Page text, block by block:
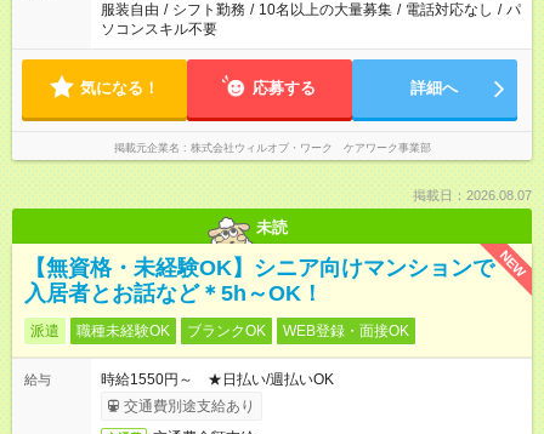
服装自由 / シフト勤務 / 10名以上の大量募集 / 電話対応なし / パ
ソコンスキル不要
気になる！ 応募する 詳細へ
掲載元企業名 株式会社ウィルオブ・ワーク ケアワーク事業部
掲載日：2026.08.07
未読
NEW
【無資格・未経験OK】シニア向けマンションで
入居者とお話など＊5h～OK！
派遣 職種未経験OK ブランクOK WEB登録・面接OK
給与
時給1550円～ ★日払い/週払いOK
交通費別途支給あり